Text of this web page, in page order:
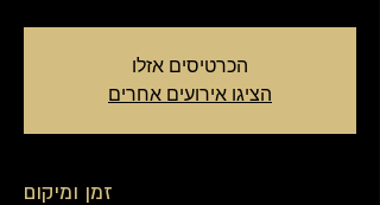
הכרטיסים אזלו
הציגו אירועים אחרים
זמן ומיקום